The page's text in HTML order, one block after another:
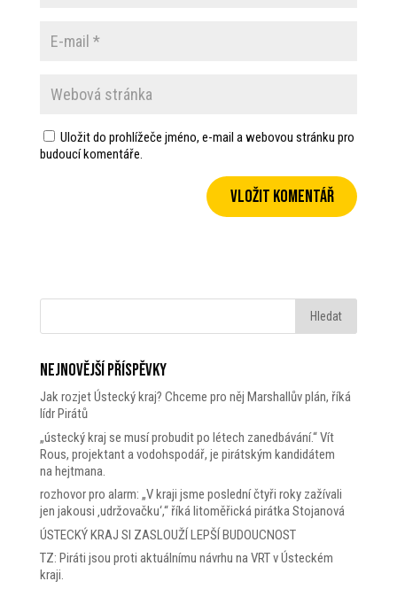
Uložit do prohlížeče jméno, e-mail a webovou stránku pro
budoucí komentáře.
Nejnovější příspěvky
Jak rozjet Ústecký kraj? Chceme pro něj Marshallův plán, říká
lídr Pirátů
„ústecký kraj se musí probudit po létech zanedbávání.“ Vít
Rous, projektant a vodohspodář, je pirátským kandidátem
na hejtmana.
rozhovor pro alarm: „V kraji jsme poslední čtyři roky zažívali
jen jakousi ‚udržovačku‘,“ říká litoměřická pirátka Stojanová
ÚSTECKÝ KRAJ SI ZASLOUŽÍ LEPŠÍ BUDOUCNOST
TZ: Piráti jsou proti aktuálnímu návrhu na VRT v Ústeckém
kraji.